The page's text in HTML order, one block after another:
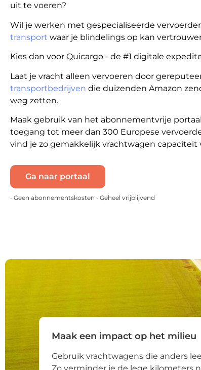
uit te voeren?
Wil je werken met gespecialiseerde
transport waar je blindelings op kan
Kies dan voor Quicargo - de #1 digitale
Laat je vracht alleen vervoeren door
transportbedrijven die duizenden Amazon
weg zetten.
Maak gebruik van het abonnementvrije
toegang tot meer dan 300 Europese
vind je zo gemakkelijk vrachtwagen capaciteit
Ga naar portaal
• Geen abonnementskosten • Geheel vrijblijvend
Maak een impact op het milieu
Gebruik vrachtwagens die anders